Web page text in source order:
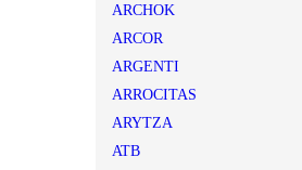
ARCHOK
ARCOR
ARGENTI
ARROCITAS
ARYTZA
ATB